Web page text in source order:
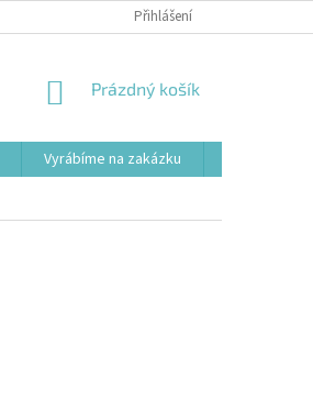
Přihlášení
NÁKUPNÍ
Prázdný košík
Vyrábíme na zakázku